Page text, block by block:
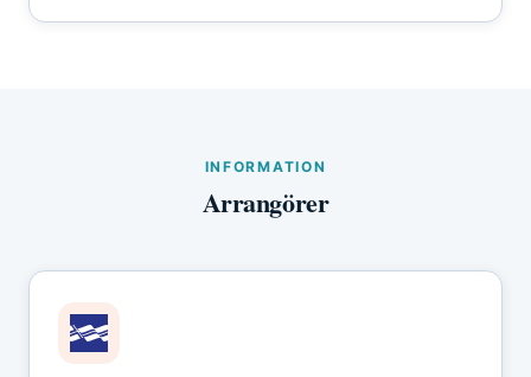
INFORMATION
Arrangörer